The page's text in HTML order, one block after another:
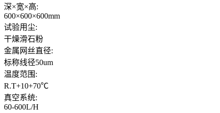
深×宽×高:
600×600×600mm
试验用尘:
干燥滑石粉
金属网丝直径:
标称线径50um
温度范围:
R.T+10+70℃
真空系统:
60-600L/H